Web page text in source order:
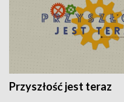
Przyszłość jest teraz